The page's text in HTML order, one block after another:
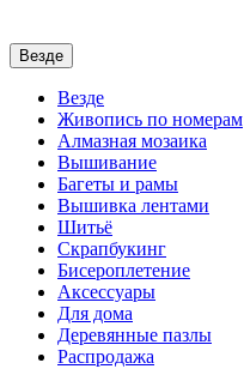
Везде
Везде
Живопись по номерам
Алмазная мозаика
Вышивание
Багеты и рамы
Вышивка лентами
Шитьё
Скрапбукинг
Бисероплетение
Аксессуары
Для дома
Деревянные пазлы
Распродажа